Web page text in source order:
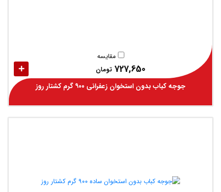
مقایسه
727,650 تومان
جوجه کباب بدون استخوان زعفرانی ۹۰۰ گرم کشتار روز